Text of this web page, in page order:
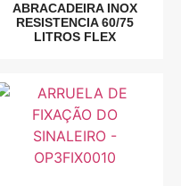
ABRACADEIRA INOX
RESISTENCIA 60/75
LITROS FLEX